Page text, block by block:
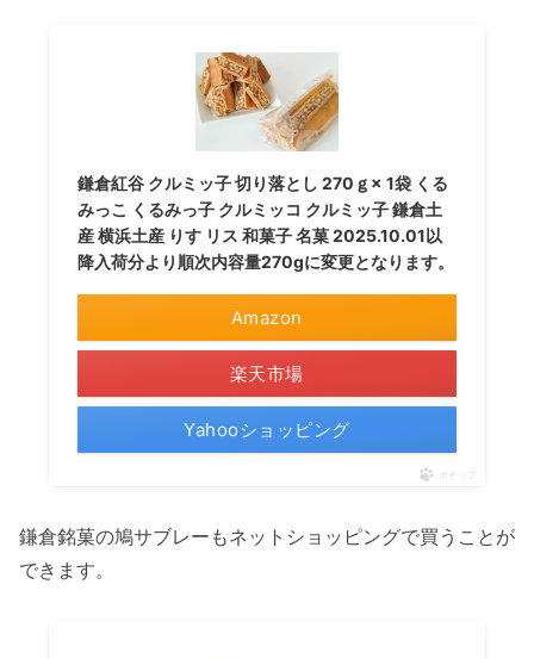
鎌倉紅谷 クルミッ子 切り落とし 270ｇ× 1袋 くる
みっこ くるみっ子 クルミッコ クルミッ子 鎌倉土
産 横浜土産 りす リス 和菓子 名菓 2025.10.01以
降入荷分より順次内容量270gに変更となります。
Amazon
楽天市場
Yahooショッピング
ポチップ
鎌倉銘菓の鳩サブレーもネットショッピングで買うことが
できます。